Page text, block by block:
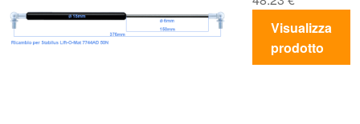
Visualizza
prodotto